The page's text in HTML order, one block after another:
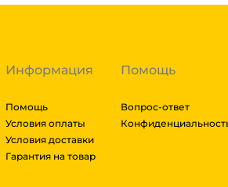
Информация
Помощь
Условия оплаты
Условия доставки
Гарантия на товар
Помощь
Вопрос-ответ